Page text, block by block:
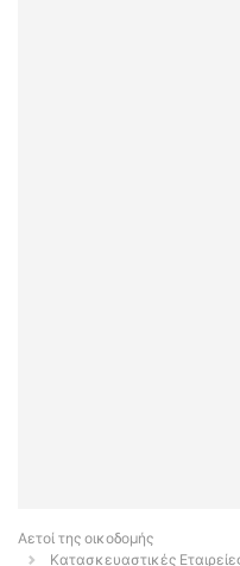
Αετοί της οικοδομής
Κατασκευαστικές